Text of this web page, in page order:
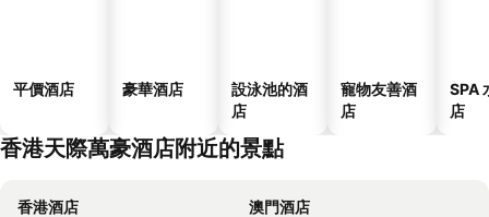
平價酒店 豪華酒店
設泳池的酒
店
寵物友善酒
店
SPA
店
香港天際萬豪酒店附近的景點
香港酒店
澳門酒店